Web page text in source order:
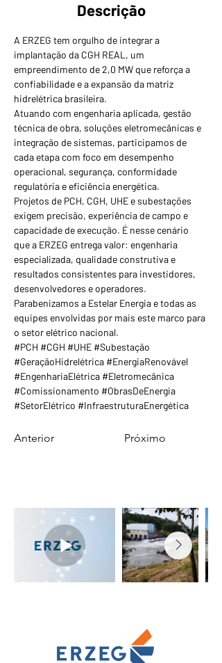
Descrição
A ERZEG tem orgulho de integrar a
implantação da CGH REAL, um
empreendimento de 2,0 MW que reforça a
confiabilidade e a expansão da matriz
hidrelétrica brasileira.
Atuando com engenharia aplicada, gestão
técnica de obra, soluções eletromecânicas e
integração de sistemas, participamos de
cada etapa com foco em desempenho
operacional, segurança, conformidade
regulatória e eficiência energética.
Projetos de PCH, CGH, UHE e subestações
exigem precisão, experiência de campo e
capacidade de execução. É nesse cenário
que a ERZEG entrega valor: engenharia
especializada, qualidade construtiva e
resultados consistentes para investidores,
desenvolvedores e operadores.
Parabenizamos a Estelar Energia e todas as
equipes envolvidas por mais este marco para
o setor elétrico nacional.
#PCH #CGH #UHE #Subestação
#GeraçãoHidrelétrica #EnergiaRenovável
#EngenhariaElétrica #Eletromecânica
#Comissionamento #ObrasDeEnergia
#SetorElétrico #InfraestruturaEnergética
Anterior Próximo